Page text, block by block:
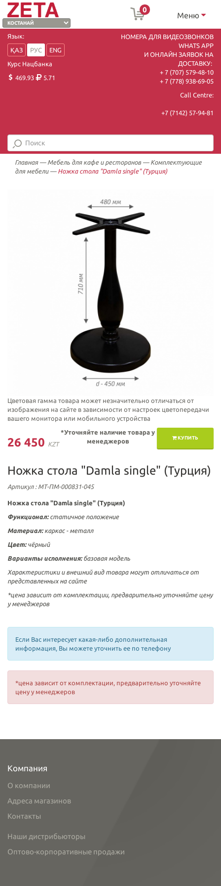
0
Меню
Язык:
ҚАЗ
РУС
ENG
Курс Нацбанка
469.93
5.71
НОМЕРА ДЛЯ ВИДЕОЗВОНКОВ
WHATS APP
И ОНЛАЙН ЗАЯВОК НА
ДОСТАВКУ:
+ 7 (707) 579-48-10
+ 7 (778) 938-69-05
Call Centre:
+7 (7142) 57-94-81
Главная— Мебель для кафе и ресторанов — Комплектующие
для мебели— Ножка стола "Damla single" (Турция)
Цветовая гамма товара может незначительно отличаться от
изображения на сайте в зависимости от настроек цветопередачи
вашего монитора или мобильного устройства
26 450 KZT
КУПИТЬ
*Уточняйте наличие товара у
менеджеров
Ножка стола "Damla single" (Турция)
Артикул: МТ-ПМ-000831-045
Ножка стола "Damla single" (Турция)
Функционал:статичное положение
Материал: каркас - металл
Цвет:чёрный
Варианты исполнения: базовая модель
Характеристики и внешний вид товара могут отличаться от
представленных на сайте
*цена зависит от комплектации, предварительно уточняйте цену
у менеджеров
Если Вас интересует какая-либо дополнительная
информация, Вы можете уточнить ее по телефону
*цена зависит от комплектации, предварительно уточняйте
цену у менеджеров
Компания
О компании
Адреса магазинов
Контакты
Наши дистрибьюторы
Оптово-корпоративные продажи